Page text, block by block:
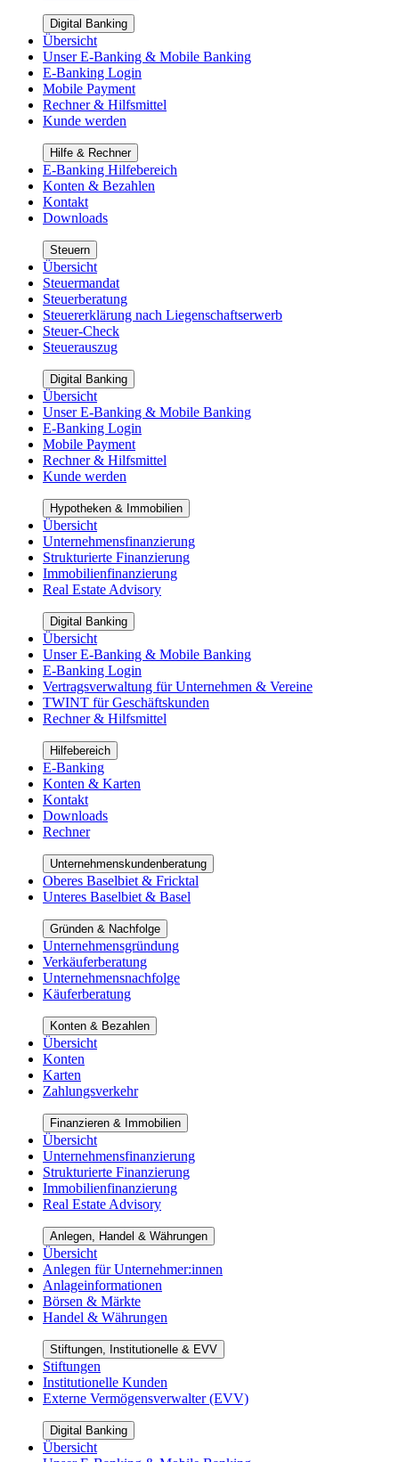
Digital Banking
Übersicht
Unser E-Banking & Mobile Banking
E-Banking Login
Mobile Payment
Rechner & Hilfsmittel
Kunde werden
Hilfe & Rechner
E-Banking Hilfebereich
Konten & Bezahlen
Kontakt
Downloads
Steuern
Übersicht
Steuermandat
Steuerberatung
Steuererklärung nach Liegenschaftserwerb
Steuer-Check
Steuerauszug
Digital Banking
Übersicht
Unser E-Banking & Mobile Banking
E-Banking Login
Mobile Payment
Rechner & Hilfsmittel
Kunde werden
Hypotheken & Immobilien
Übersicht
Unternehmensfinanzierung
Strukturierte Finanzierung
Immobilienfinanzierung
Real Estate Advisory
Digital Banking
Übersicht
Unser E-Banking & Mobile Banking
E-Banking Login
Vertragsverwaltung für Unternehmen & Vereine
TWINT für Geschäftskunden
Rechner & Hilfsmittel
Hilfebereich
E-Banking
Konten & Karten
Kontakt
Downloads
Rechner
Unternehmenskundenberatung
Oberes Baselbiet & Fricktal
Unteres Baselbiet & Basel
Gründen & Nachfolge
Unternehmensgründung
Verkäuferberatung
Unternehmensnachfolge
Käuferberatung
Konten & Bezahlen
Übersicht
Konten
Karten
Zahlungsverkehr
Finanzieren & Immobilien
Übersicht
Unternehmensfinanzierung
Strukturierte Finanzierung
Immobilienfinanzierung
Real Estate Advisory
Anlegen, Handel & Währungen
Übersicht
Anlegen für Unternehmer:innen
Anlageinformationen
Börsen & Märkte
Handel & Währungen
Stiftungen, Institutionelle & EVV
Stiftungen
Institutionelle Kunden
Externe Vermögensverwalter (EVV)
Digital Banking
Übersicht